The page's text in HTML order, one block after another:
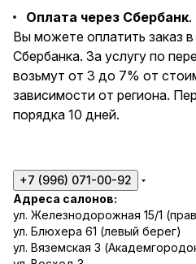
Оплата через Сбербанк.
Вы можете оплатить заказ
Сбербанка. За услугу по
возьмут от 3 до 7% от
зависимости от региона.
порядка 10 дней.
+7 (996) 071-00-92
Адреса салонов:
ул. Железнодорожная 15/1
ул. Блюхера 61 (левый берег)
ул. Вяземская 3